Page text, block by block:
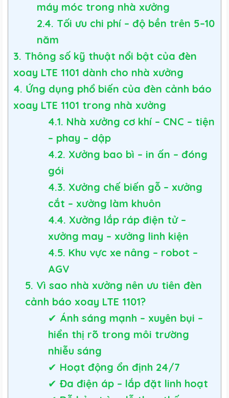
máy móc trong nhà xưởng
2.4. Tối ưu chi phí – độ bền trên 5–10
năm
3. Thông số kỹ thuật nổi bật của đèn
xoay LTE 1101 dành cho nhà xưởng
4. Ứng dụng phổ biến của đèn cảnh báo
xoay LTE 1101 trong nhà xưởng
4.1. Nhà xưởng cơ khí – CNC – tiện
– phay – dập
4.2. Xưởng bao bì – in ấn – đóng
gói
4.3. Xưởng chế biến gỗ – xưởng
cắt – xưởng làm khuôn
4.4. Xưởng lắp ráp điện tử –
xưởng may – xưởng linh kiện
4.5. Khu vực xe nâng – robot –
AGV
5. Vì sao nhà xưởng nên ưu tiên đèn
cảnh báo xoay LTE 1101?
✔ Ánh sáng mạnh – xuyên bụi –
hiển thị rõ trong môi trường
nhiễu sáng
✔ Hoạt động ổn định 24/7
✔ Đa điện áp – lắp đặt linh hoạt